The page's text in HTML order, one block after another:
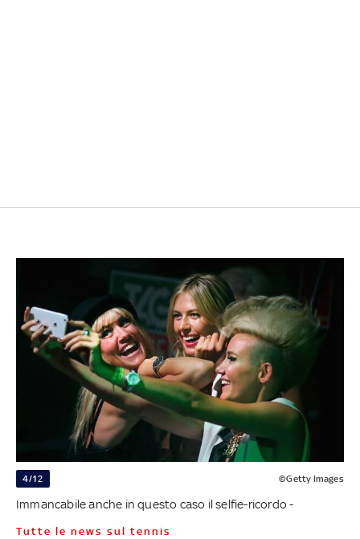
4/12 ©Getty Images
Immancabile anche in questo caso il selfie-ricordo -
Tutte le news sul tennis